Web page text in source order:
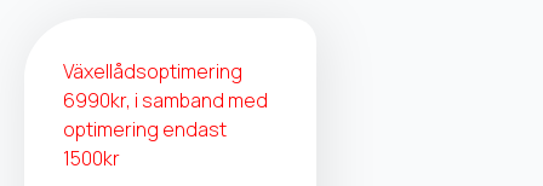
Växellådsoptimering
6990kr, i samband med
optimering endast
1500kr